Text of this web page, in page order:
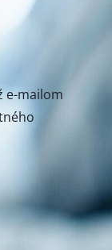
e-mailom